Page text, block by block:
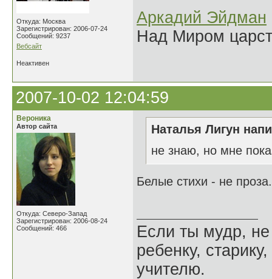
Откуда: Москва
Зарегистрирован: 2006-07-24
Сообщений: 9237
Вебсайт
Аркадий Эйдман
Над Миром
Неактивен
2007-10-02 12:04:59
Вероника
Автор сайта
Откуда: Северо-Запад
Зарегистрирован: 2006-08-24
Сообщений: 466
Наталья Лигун
не знаю, но мне
Белые стихи - не
Если ты мудр, не
ребенку,
учителю.